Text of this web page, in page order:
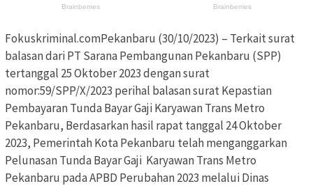
Fokuskriminal.comPekanbaru (30/10/2023) – Terkait surat
balasan dari PT Sarana Pembangunan Pekanbaru (SPP)
tertanggal 25 Oktober 2023 dengan surat
nomor:59/SPP/X/2023 perihal balasan surat Kepastian
Pembayaran Tunda Bayar Gaji Karyawan Trans Metro
Pekanbaru, Berdasarkan hasil rapat tanggal 24 Oktober
2023, Pemerintah Kota Pekanbaru telah menganggarkan
Pelunasan Tunda Bayar Gaji Karyawan Trans Metro
Pekanbaru pada APBD Perubahan 2023 melalui Dinas